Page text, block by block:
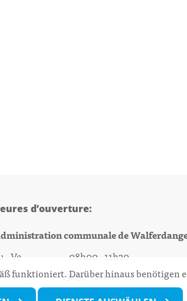
d’ouverture:
communale de
- Ve 08h00 - 11h30
- 16h00
funktioniert. Darüber hinaus benötigen